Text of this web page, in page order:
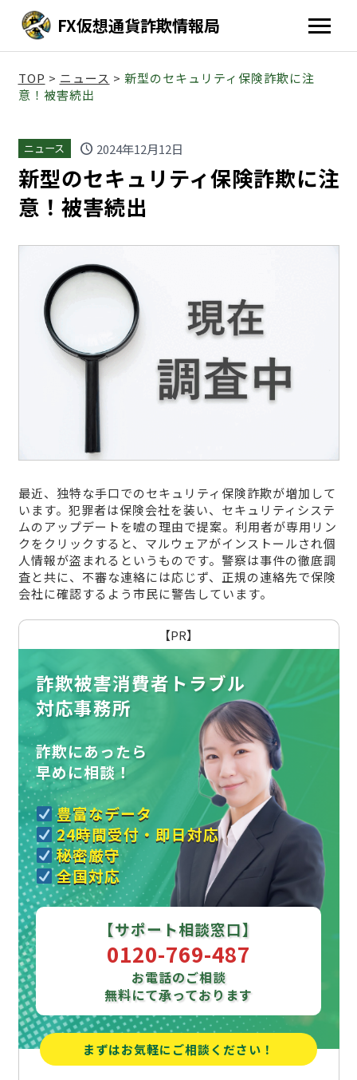
FX仮想通貨詐欺情報局
TOP > ニュース > 新型のセキュリティ保険詐欺に注
意！被害続出
ニュース schedule 2024年12月12日
新型のセキュリティ保険詐欺に注
意！被害続出
最近、独特な手口でのセキュリティ保険詐欺が増加して
います。犯罪者は保険会社を装い、セキュリティシステ
ムのアップデートを嘘の理由で提案。利用者が専用リン
クをクリックすると、マルウェアがインストールされ個
人情報が盗まれるというものです。警察は事件の徹底調
査と共に、不審な連絡には応じず、正規の連絡先で保険
会社に確認するよう市民に警告しています。
【PR】
詐欺被害消費者トラブル
対応事務所
詐欺にあったら
早めに相談！
豊富なデータ
24時間受付・即日対応
秘密厳守
全国対応
【サポート相談窓口】
0120-769-487
お電話のご相談
無料にて承っております
まずはお気軽にご相談ください！